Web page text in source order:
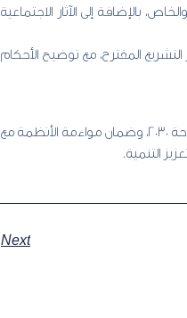
بالإضافة إلى الآثار الاجتماعية
التشريع المقترح، مع توضيح الأحكام
وفي الختام يُعد اقتراح الأنظمة وفق ضوابط محددة خطوة ضرورية لرفع جودة التشريعات ودعم جهود المملكة في تحقيق رؤيتها الطموحة 2030، وضمان مواءمة الأنظمة مع
التنمية.
Next